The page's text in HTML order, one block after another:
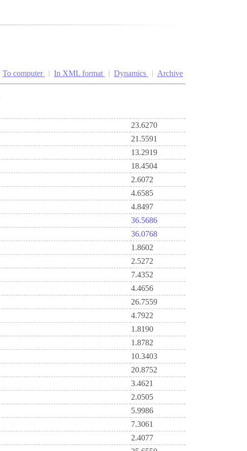
To computer In XML format Dynamics Archive
23.6270
21.5591
13.2919
18.4504
2.6072
4.6585
4.8497
36.5686
36.0768
1.8602
2.5272
7.4352
4.4656
26.7559
4.7922
1.8190
1.8782
10.3403
20.8752
3.4621
2.0505
5.9986
7.3061
2.4077